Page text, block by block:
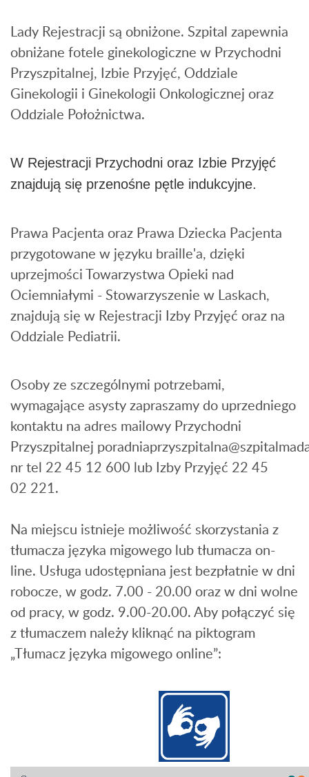
Lady Rejestracji są obniżone. Szpital zapewnia
obniżane fotele ginekologiczne w Przychodni
Przyszpitalnej, Izbie Przyjęć, Oddziale
Ginekologii i Ginekologii Onkologicznej oraz
Oddziale Położnictwa.
W Rejestracji Przychodni oraz Izbie Przyjęć
znajdują się przenośne pętle indukcyjne.
Prawa Pacjenta oraz Prawa Dziecka Pacjenta
przygotowane w języku braille'a, dzięki
uprzejmości Towarzystwa Opieki nad
Ociemniałymi - Stowarzyszenie w Laskach,
znajdują się w Rejestracji Izby Przyjęć oraz na
Oddziale Pediatrii.
Osoby ze szczególnymi potrzebami,
wymagające asysty zapraszamy do uprzedniego
kontaktu na adres mailowy Przychodni
Przyszpitalnej
nr tel 22 45 12 600 lub Izby Przyjęć 22 45
02 221.
Na miejscu istnieje możliwość skorzystania z
tłumacza języka migowego lub tłumacza on-
line. Usługa udostępniana jest bezpłatnie w dni
robocze, w godz. 7.00 - 20.00 oraz w dni wolne
od pracy, w godz. 9.00-20.00. Aby połączyć się
z tłumaczem należy kliknąć na piktogram
„Tłumacz języka migowego online”: